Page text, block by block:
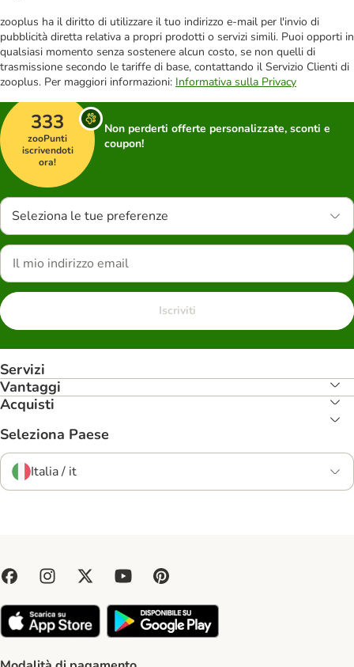
zooplus ha il diritto di utilizzare il tuo indirizzo e-mail per l'invio di
pubblicità diretta relativa a propri prodotti o servizi simili. Puoi opporti in
qualsiasi momento senza sostenere alcun costo, se non quelli di
trasmissione secondo le tariffe di base, contattando il Servizio Clienti di
zooplus. Per maggiori informazioni: Informativa sulla Privacy
333
zooPunti
iscrivendoti
ora!
Non perderti offerte personalizzate, sconti e
coupon!
Seleziona le tue preferenze
Iscriviti
Servizi
Vantaggi
Acquisti
Seleziona Paese
Italia / it